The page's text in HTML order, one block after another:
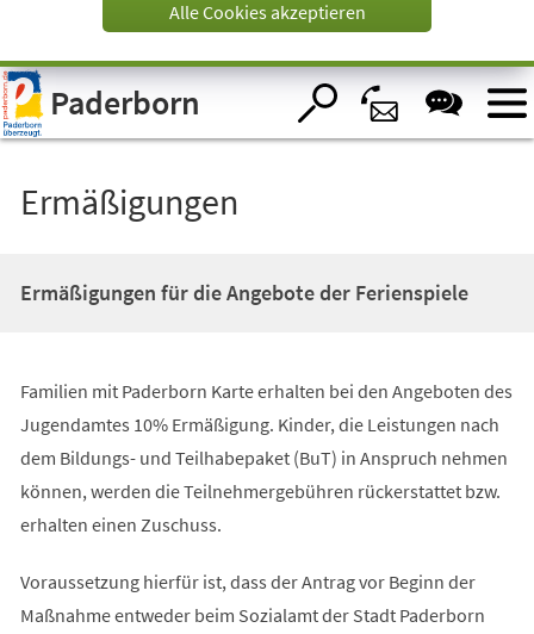
Visuelle
Assistenzsoftware
öffnen.
Alle Cookies akzeptieren
Paderborn
Ermäßigungen
Ermäßigungen für die Angebote der Ferienspiele
Familien mit Paderborn Karte erhalten bei den Angeboten des
Jugendamtes 10% Ermäßigung. Kinder, die Leistungen nach
dem Bildungs- und Teilhabepaket (BuT) in Anspruch nehmen
können, werden die Teilnehmergebühren rückerstattet bzw.
erhalten einen Zuschuss.
Voraussetzung hierfür ist, dass der Antrag vor Beginn der
Maßnahme entweder beim Sozialamt der Stadt Paderborn